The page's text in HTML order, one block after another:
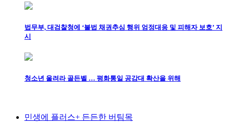
법무부, 대검찰청에 ‘불법 채권추심 행위 엄정대응 및 피해자 보호’ 지
시
청소년 울려라 골든벨 … 평화통일 공감대 확산을 위해
민생에 플러스+ 든든한 버팀목